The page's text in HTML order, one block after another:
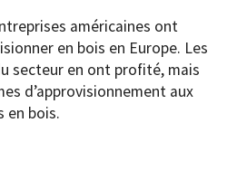
américaines ont
en bois en Europe. Les
secteur en ont profité, mais
d’approvisionnement aux
en bois.